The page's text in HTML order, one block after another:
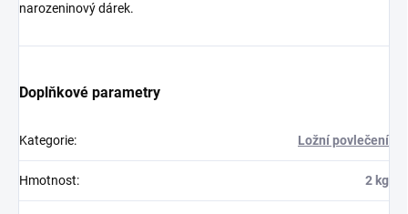
narozeninový dárek.
Doplňkové parametry
Kategorie: Ložní povlečení
Hmotnost: 2 kg